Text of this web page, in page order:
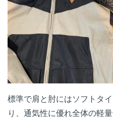
標準で肩と肘にはソフトタ
り、通気性に優れ全体の軽